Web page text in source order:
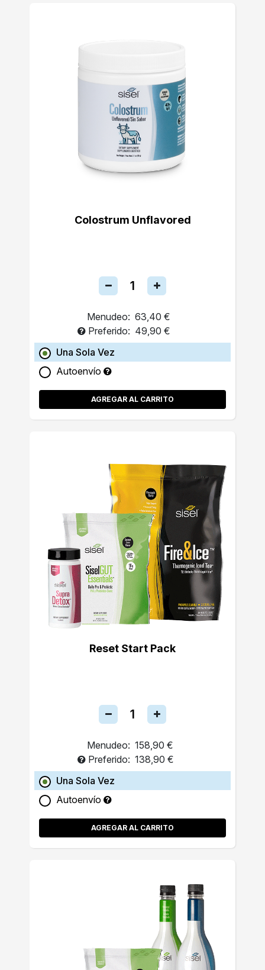
Colostrum Unflavored
Menudeo: 63,40 €
Preferido: 49,90 €
Una Sola Vez
Autoenvío
AGREGAR AL CARRITO
Reset Start Pack
Menudeo: 158,90 €
Preferido: 138,90 €
Una Sola Vez
Autoenvío
AGREGAR AL CARRITO